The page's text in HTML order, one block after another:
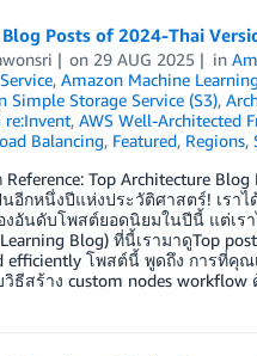
Posts of 2024-Thai
on 29 AUG 2025 in
, Amazon Machine Learning
Simple Storage Service (S3),
re:Invent, AWS Well-Architected
Balancing, Featured, Regions,
Top Architecture
อีกหนึ่งปีแห่งประวัติศาสตร์! เรา
อันดับโพสต์ยอดนิยมในปีนี้ แต่เรา
Blog) ที่นี้เรามาดูTop
efficiently โพสต์นี้ พูดถึง การที่คุ
วิธีสร้าง custom nodes